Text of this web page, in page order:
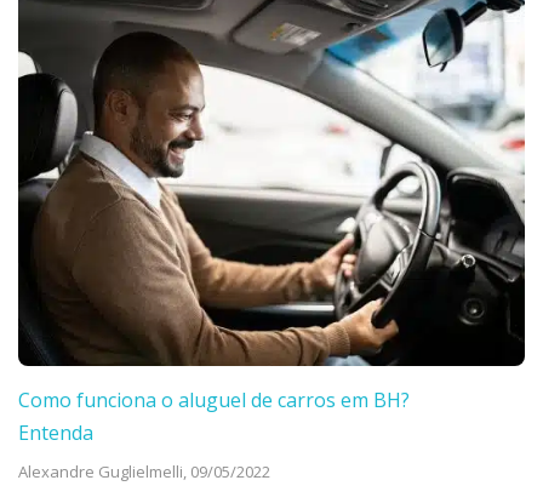
Como funciona o aluguel de carros em BH?
Entenda
Alexandre Guglielmelli, 09/05/2022